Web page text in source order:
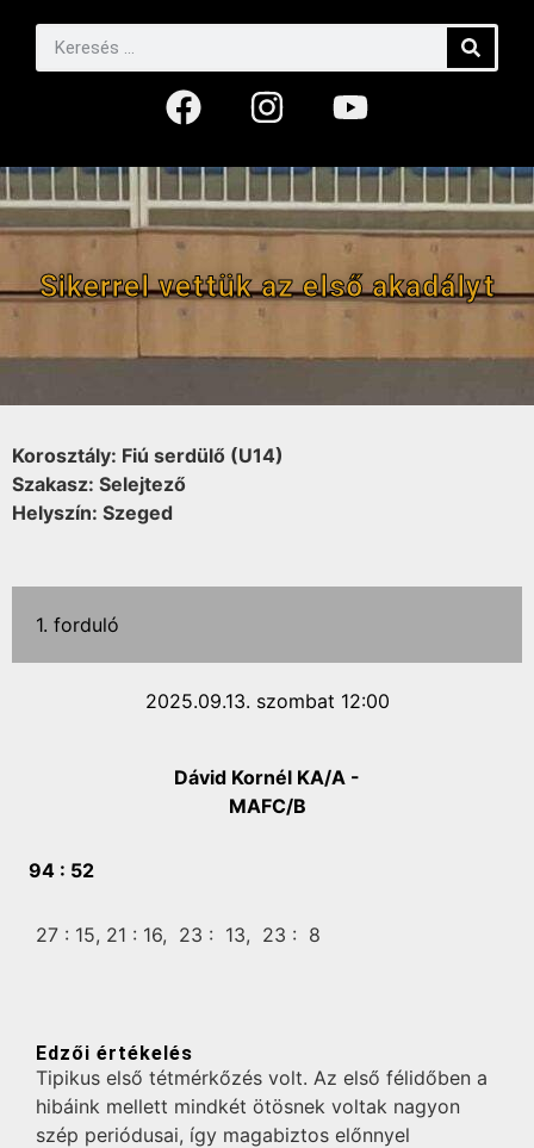
Sikerrel vettük az első akadályt
Korosztály: Fiú serdülő (U14)
Szakasz: Selejtező
Helyszín: Szeged
1. forduló
2025.09.13. szombat 12:00
Dávid Kornél KA/A -
MAFC/B
94 : 52
27 : 15, 21 : 16, 23 : 13, 23 : 8
Edzői értékelés
Tipikus első tétmérkőzés volt. Az első félidőben a
hibáink mellett mindkét ötösnek voltak nagyon
szép periódusai, így magabiztos előnnyel